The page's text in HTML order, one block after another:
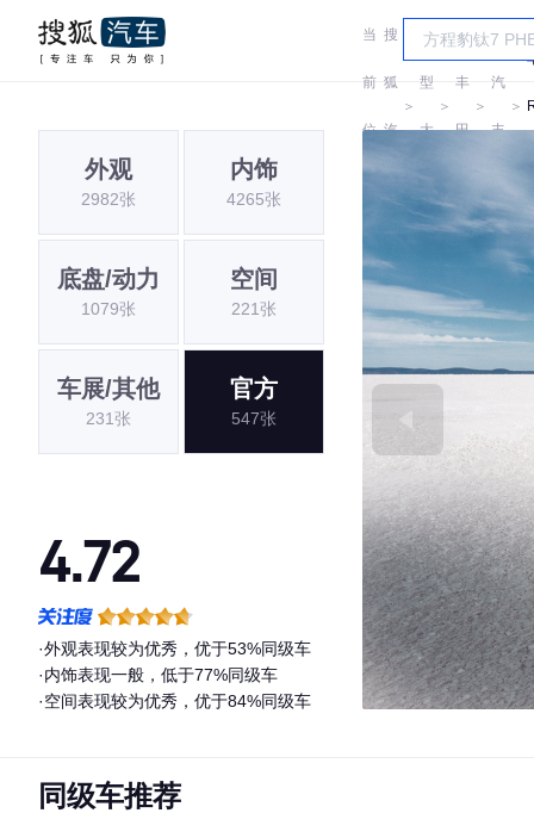
当
前
位
搜
狐
汽
车
＞
车
型
大
全
＞
丰
田
＞
一
汽
丰
＞
外观
2982张
内饰
4265张
底盘/动力
1079张
空间
221张
车展/其他
231张
官方
547张
4.72
·外观表现较为优秀，优于53%同级车
·内饰表现一般，低于77%同级车
·空间表现较为优秀，优于84%同级车
同级车推荐